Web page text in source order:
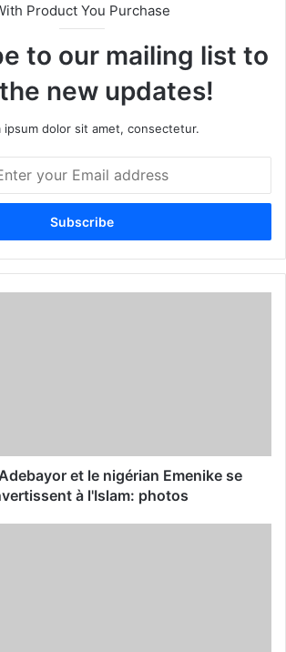
Product You Purchase
to our mailing list to
new updates!
ipsum dolor sit amet, consectetur.
et le nigérian Emenike se
à l'Islam: photos